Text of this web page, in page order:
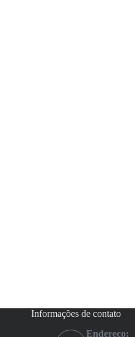
Informações de contato
Endereço: